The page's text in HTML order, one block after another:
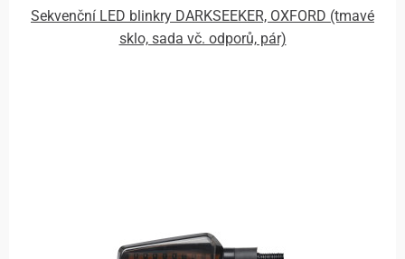
Sekvenční LED blinkry DARKSEEKER, OXFORD (tmavé
sklo, sada vč. odporů, pár)